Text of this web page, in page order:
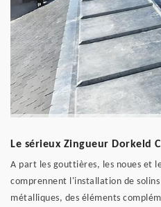
Le sérieux Zingueur Dorkeld
A part les gouttières, les noues et
comprennent l'installation de
métalliques, des éléments